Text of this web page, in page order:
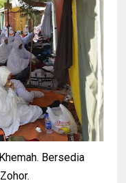
Bersedia